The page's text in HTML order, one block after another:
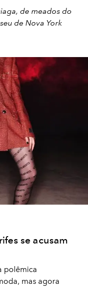
de meados do
de Nova York
se acusam
polêmica
mas agora